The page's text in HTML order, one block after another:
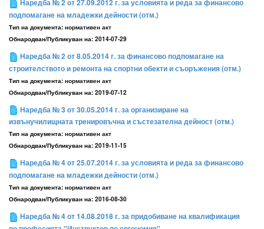
Наредба № 2 от 27.09.2012 г. за условията и реда за финансово
подпомагане на младежки дейности (отм.)
Тип на документа: нормативен акт
Обнародван/Публикуван на: 2014-07-29
Наредба № 2 от 8.05.2014 г. за финансово подпомагане на
строителството и ремонта на спортни обекти и съоръжения (отм.)
Тип на документа: нормативен акт
Обнародван/Публикуван на: 2019-07-12
Наредба № 3 от 30.05.2014 г. за организиране на
извънучилищната тренировъчна и състезателна дейност (отм.)
Тип на документа: нормативен акт
Обнародван/Публикуван на: 2019-11-15
Наредба № 4 от 25.07.2014 г. за условията и реда за финансово
подпомагане на младежки дейности (отм.)
Тип на документа: нормативен акт
Обнародван/Публикуван на: 2016-08-30
Наредба № 4 от 14.08.2018 г. за придобиване на квалификация